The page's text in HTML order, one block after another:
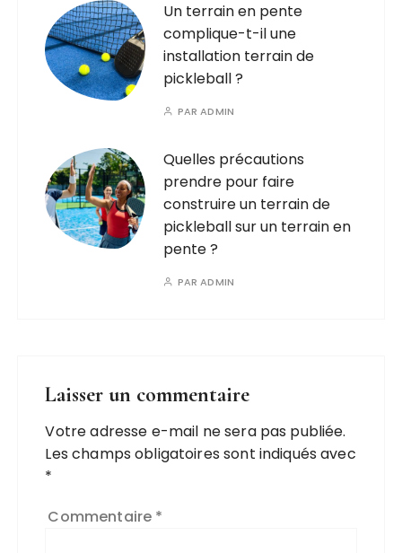
Un terrain en pente
complique-t-il une
installation terrain de
pickleball ?
PARADMIN
Quelles précautions
prendre pour faire
construire un terrain de
pickleball sur un terrain en
pente ?
PARADMIN
Laisser un commentaire
Votre adresse e-mail ne sera pas publiée.
Les champs obligatoires sont indiqués avec
*
Commentaire *